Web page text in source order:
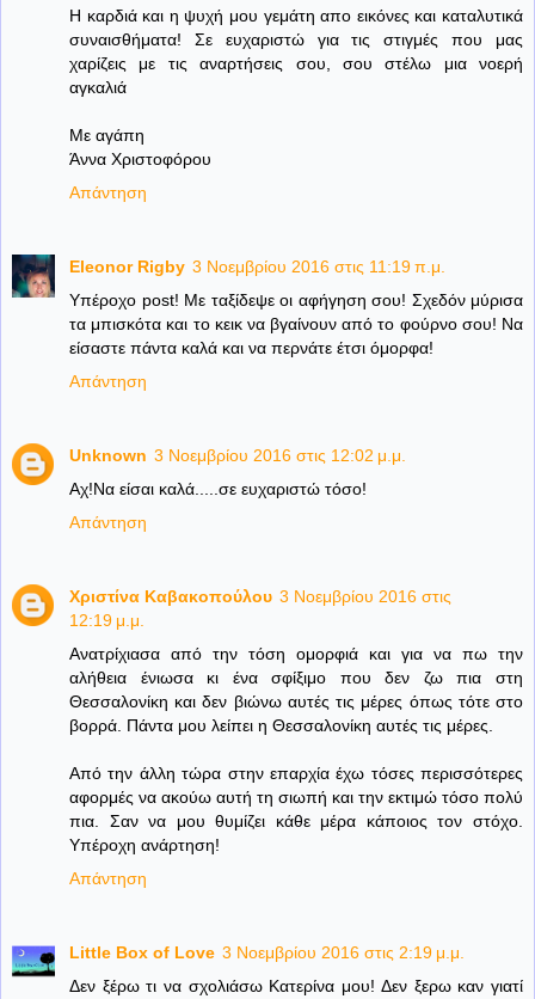
Η καρδιά και η ψυχή μου γεμάτη απο εικόνες και καταλυτικά
συναισθήματα! Σε ευχαριστώ για τις στιγμές που μας
χαρίζεις με τις αναρτήσεις σου, σου στέλω μια νοερή
αγκαλιά
Με αγάπη
Άννα Χριστοφόρου
Απάντηση
Eleonor Rigby 3 Νοεμβρίου 2016 στις 11:19 π.μ.
Υπέροχο post! Με ταξίδεψε οι αφήγηση σου! Σχεδόν μύρισα
τα μπισκότα και το κεικ να βγαίνουν από το φούρνο σου! Να
είσαστε πάντα καλά και να περνάτε έτσι όμορφα!
Απάντηση
Unknown 3 Νοεμβρίου 2016 στις 12:02 μ.μ.
Αχ!Να είσαι καλά.....σε ευχαριστώ τόσο!
Απάντηση
Χριστίνα Καβακοπούλου 3 Νοεμβρίου 2016 στις
12:19 μ.μ.
Ανατρίχιασα από την τόση ομορφιά και για να πω την
αλήθεια ένιωσα κι ένα σφίξιμο που δεν ζω πια στη
Θεσσαλονίκη και δεν βιώνω αυτές τις μέρες όπως τότε στο
βορρά. Πάντα μου λείπει η Θεσσαλονίκη αυτές τις μέρες.
Από την άλλη τώρα στην επαρχία έχω τόσες περισσότερες
αφορμές να ακούω αυτή τη σιωπή και την εκτιμώ τόσο πολύ
πια. Σαν να μου θυμίζει κάθε μέρα κάποιος τον στόχο.
Υπέροχη ανάρτηση!
Απάντηση
Little Box of Love 3 Νοεμβρίου 2016 στις 2:19 μ.μ.
Δεν ξέρω τι να σχολιάσω Κατερίνα μου! Δεν ξερω καν γιατί